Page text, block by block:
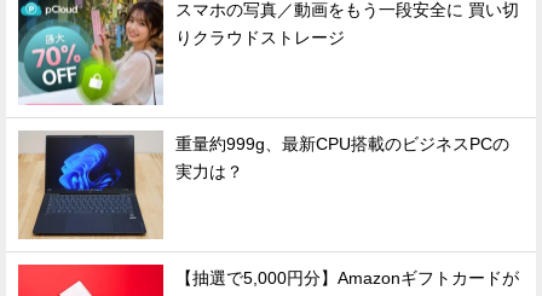
スマホの写真／動画をもう一段安全に 買い切
りクラウドストレージ
重量約999g、最新CPU搭載のビジネスPCの
実力は？
【抽選で5,000円分】Amazonギフトカードが